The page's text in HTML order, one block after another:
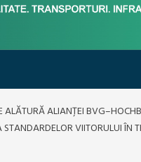
ALĂTURĂ ALIANȚEI
VIITORULUI ÎN